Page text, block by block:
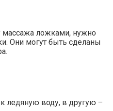
массажа ложками, нужно
Они могут быть сделаны
ледяную воду, в другую –